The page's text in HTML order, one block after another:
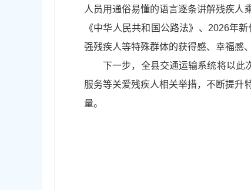
人员用通俗易懂的语言逐条讲解残疾人
《中华人民共和国公路法》、2026年
强残疾人等特殊群体的获得感、幸福感
下一步，全县交通运输系统将以此
服务等关爱残疾人相关举措，不断提升
量。